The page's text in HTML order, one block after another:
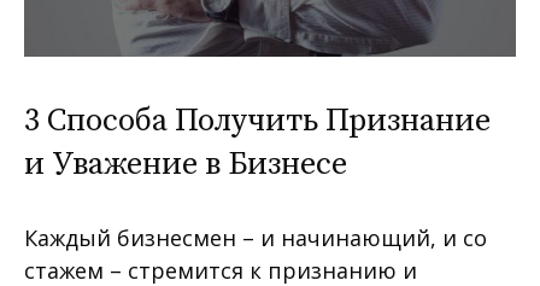
3 Способа Получить Признание
и Уважение в Бизнесе
Каждый бизнесмен – и начинающий, и со
стажем – стремится к признанию и